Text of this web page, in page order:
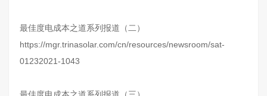
最佳度电成本之道系列报道（二）
https://mgr.trinasolar.com/cn/resources/newsroom/sat-
01232021-1043
最佳度电成本之道系列报道（三）